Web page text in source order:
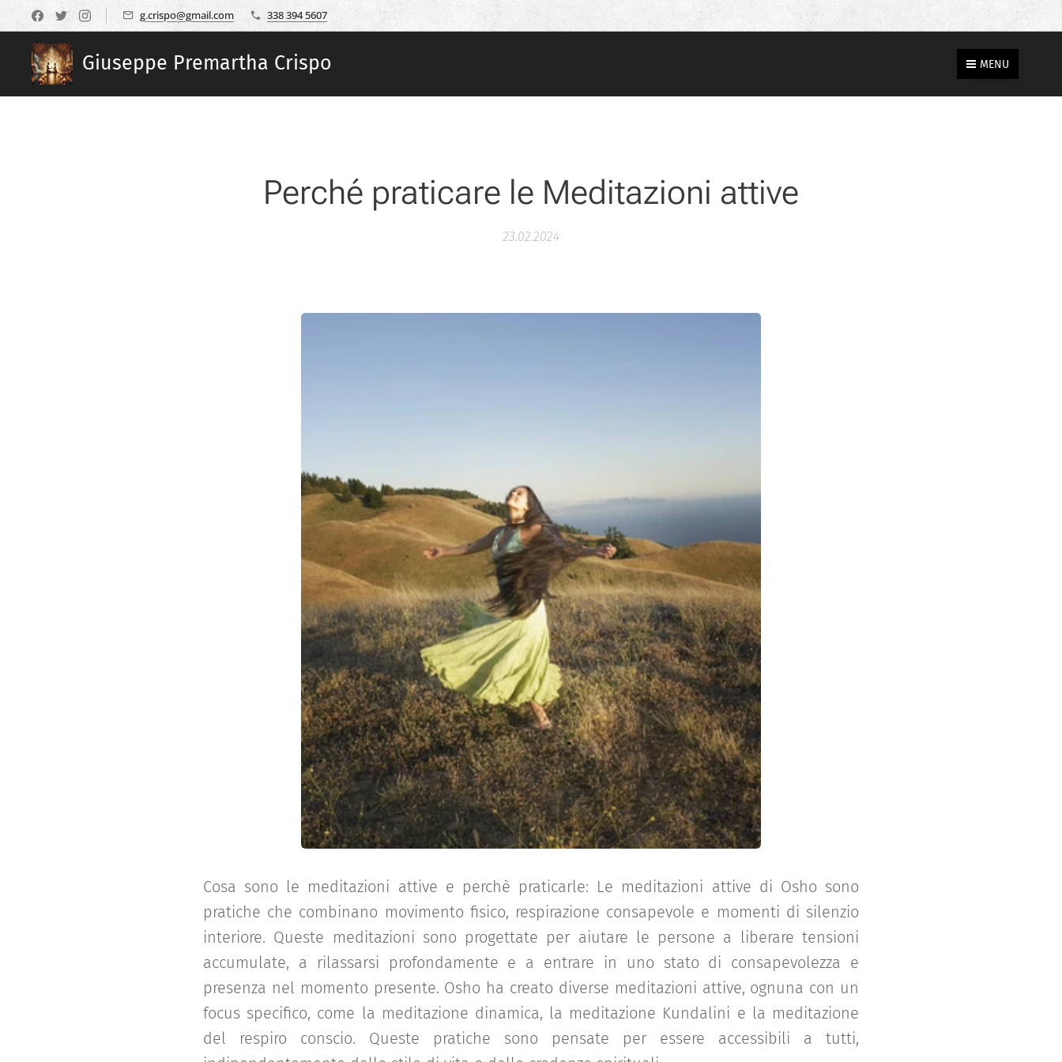
g.crispo@gmail.com 338 394 5607
Giuseppe Premartha Crispo MENU
Perché praticare le Meditazioni attive
23.02.2024
Cosa sono le meditazioni attive e perchè praticarle: Le meditazioni attive di Osho sono
pratiche che combinano movimento fisico, respirazione consapevole e momenti di silenzio
interiore. Queste meditazioni sono progettate per aiutare le persone a liberare tensioni
accumulate, a rilassarsi profondamente e a entrare in uno stato di consapevolezza e
presenza nel momento presente. Osho ha creato diverse meditazioni attive, ognuna con un
focus specifico, come la meditazione dinamica, la meditazione Kundalini e la meditazione
del respiro conscio. Queste pratiche sono pensate per essere accessibili a tutti,